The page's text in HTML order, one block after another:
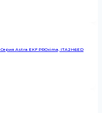
Astra EKF PROxima, ITA2H6ED